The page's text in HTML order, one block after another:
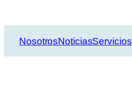
NosotrosNoticiasServicios